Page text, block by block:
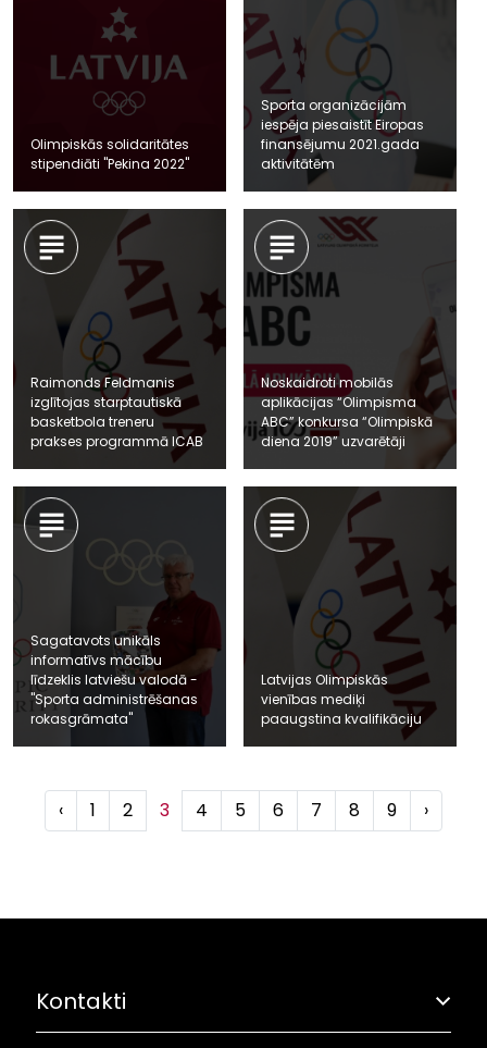
Olimpiskās solidaritātes
stipendiāti "Pekina 2022"
Sporta organizācijām
iespēja piesaistīt Eiropas
finansējumu 2021.gada
aktivitātēm
Raimonds Feldmanis
izglītojas starptautiskā
basketbola treneru
prakses programmā ICAB
Noskaidroti mobilās
aplikācijas “Olimpisma
ABC” konkursa “Olimpiskā
diena 2019” uzvarētāji
Sagatavots unikāls
informatīvs mācību
līdzeklis latviešu valodā -
"Sporta administrēšanas
rokasgrāmata"
Latvijas Olimpiskās
vienības mediķi
paaugstina kvalifikāciju
‹ 1 2 3 4 5 6 7 8 9 ›
Kontakti